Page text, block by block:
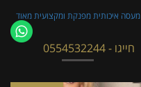
מעסה איכותית מפנקת ומקצועית מאוד
חייגו - 0554532244